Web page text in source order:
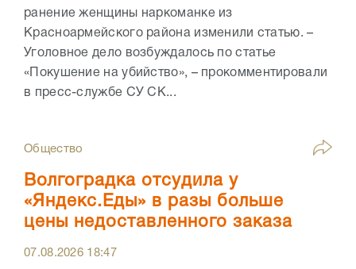
ранение женщины наркоманке из
Красноармейского района изменили статью. –
Уголовное дело возбуждалось по статье
«Покушение на убийство», – прокомментировали
в пресс-службе СУ СК...
Общество
Волгоградка отсудила у
«Яндекс.Еды» в разы больше
цены недоставленного заказа
07.08.2026 18:47